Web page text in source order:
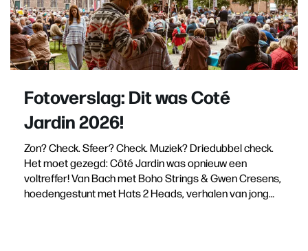
Fotoverslag: Dit was Coté
Jardin 2026!
Zon? Check. Sfeer? Check. Muziek? Driedubbel check.
Het moet gezegd: Côté Jardin was opnieuw een
voltreffer! Van Bach met Boho Strings & Gwen Cresens,
hoedengestunt met Hats 2 Heads, verhalen van jong…